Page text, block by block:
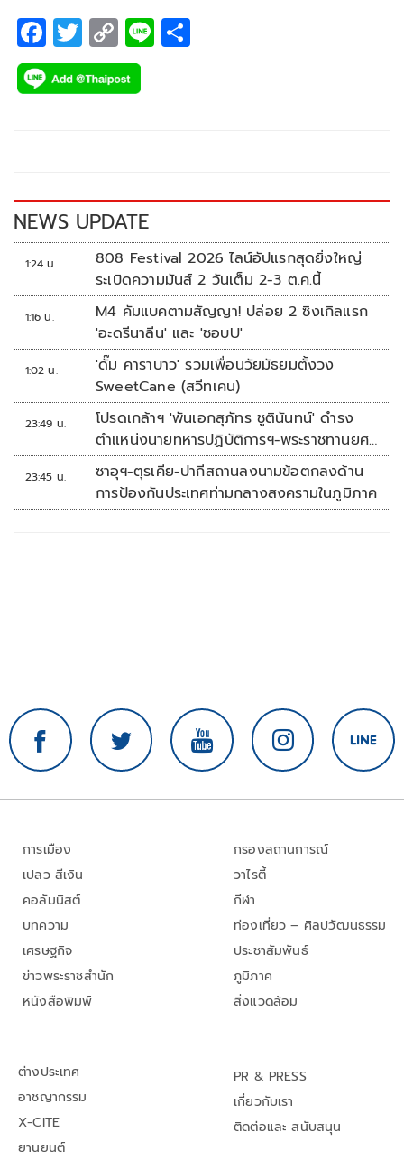
F
ac
e
k
T
wi
tt
C
o
p
k
Li
NEWS UPDATE
1:24 น.
808 Festival 2026 ไลน์อัปแรกสุดยิ่งใหญ่
ระเบิดความมันส์ 2 วันเต็ม 2-3 ต.ค.นี้
1:16 น.
M4 คัมแบคตามสัญญา! ปล่อย 2 ซิงเกิลแรก
'อะดรีนาลีน' และ 'ชอบU'
1:02 น.
'ดั๊ม คาราบาว' รวมเพื่อนวัยมัธยมตั้งวง
SweetCane (สวีทเคน)
23:49 น.
โปรดเกล้าฯ 'พันเอกสุภัทร ชูตินันทน์' ดำรง
ตำแหน่งนายทหารปฏิบัติการฯ-พระราชทานยศ
'พลตรี'
23:45 น.
ซาอุฯ-ตุรเคีย-ปากีสถานลงนามข้อตกลงด้าน
การป้องกันประเทศท่ามกลางสงครามในภูมิภาค
การเมือง
เปลว สีเงิน
คอลัมนิสต์
บทความ
เศรษฐกิจ
ข่าวพระราชสำนัก
หนังสือพิมพ์
กรองสถานการณ์
วาไรตี้
กีฬา
ท่องเที่ยว – ศิลปวัฒนธรรม
ประชาสัมพันธ์
ภูมิภาค
สิ่งแวดล้อม
ต่างประเทศ
อาชญากรรม
X-CITE
ยานยนต์
PR & PRESS
เกี่ยวกับเรา
ติดต่อและ สนับสนุน